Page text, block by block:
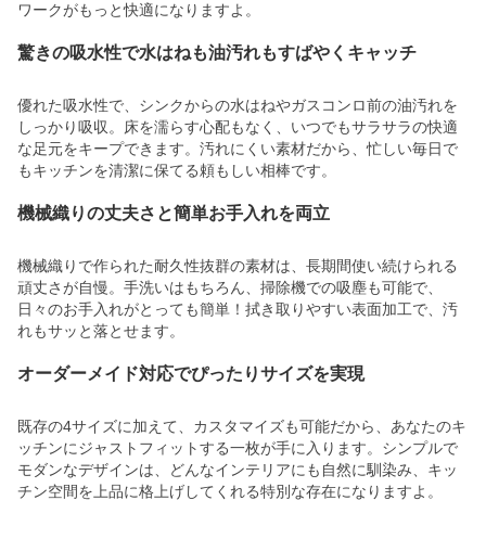
ワークがもっと快適になりますよ。
驚きの吸水性で水はねも油汚れもすばやくキャッチ
優れた吸水性で、シンクからの水はねやガスコンロ前の油汚れを
しっかり吸収。床を濡らす心配もなく、いつでもサラサラの快適
な足元をキープできます。汚れにくい素材だから、忙しい毎日で
もキッチンを清潔に保てる頼もしい相棒です。
機械織りの丈夫さと簡単お手入れを両立
機械織りで作られた耐久性抜群の素材は、長期間使い続けられる
頑丈さが自慢。手洗いはもちろん、掃除機での吸塵も可能で、
日々のお手入れがとっても簡単！拭き取りやすい表面加工で、汚
れもサッと落とせます。
オーダーメイド対応でぴったりサイズを実現
既存の4サイズに加えて、カスタマイズも可能だから、あなたのキ
ッチンにジャストフィットする一枚が手に入ります。シンプルで
モダンなデザインは、どんなインテリアにも自然に馴染み、キッ
チン空間を上品に格上げしてくれる特別な存在になりますよ。